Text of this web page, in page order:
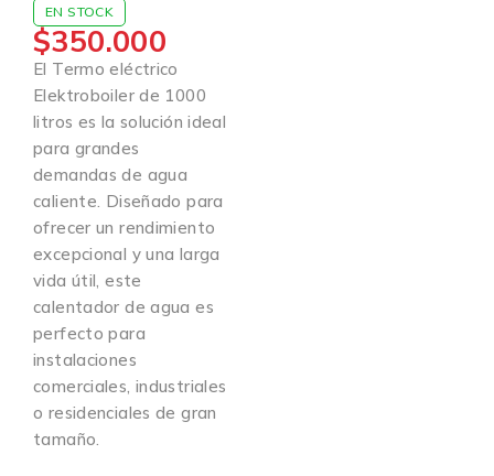
EN STOCK
$350.000
El Termo eléctrico
Elektroboiler de 1000
litros es la solución ideal
para grandes
demandas de agua
caliente. Diseñado para
ofrecer un rendimiento
excepcional y una larga
vida útil, este
calentador de agua es
perfecto para
instalaciones
comerciales, industriales
o residenciales de gran
tamaño.